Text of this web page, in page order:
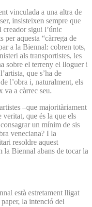
vinculada a una altra de
insisteixen sempre que
creador sigui l’únic
per aquesta “càrrega de
a la Biennal: cobren tots,
als transportistes, les
sobre el terreny el lloguer i
que s’ha de
l’obra i, naturalment, els
va a càrrec seu.
–que majoritàriament
que és la que els
un mínim de sis
veneciana? I la
resoldre aquest
la Biennal abans de tocar la
està estretament lligat
la intenció del